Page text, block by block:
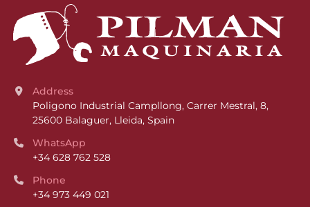
Address
Poligono Industrial Campllong, Carrer Mestral, 8,
25600 Balaguer, Lleida, Spain
WhatsApp
+34 628 762 528
Phone
+34 973 449 021